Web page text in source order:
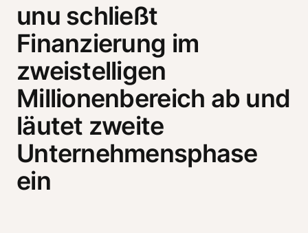
unu schließt
Finanzierung im
zweistelligen
Millionenbereich ab und
läutet zweite
Unternehmensphase
ein